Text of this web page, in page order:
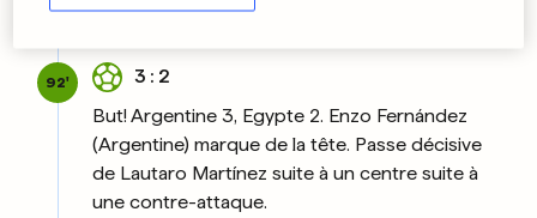
jaune.
92'
3 : 2
But! Argentine 3, Egypte 2. Enzo Fernández
(Argentine) marque de la tête. Passe décisive
de Lautaro Martínez suite à un centre suite à
une contre-attaque.